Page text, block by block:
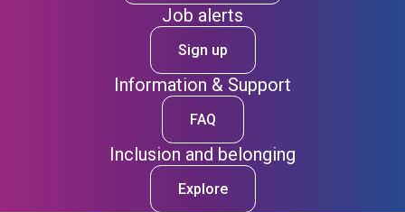
Job alerts
Sign up
Information & Support
FAQ
Inclusion and belonging
Explore